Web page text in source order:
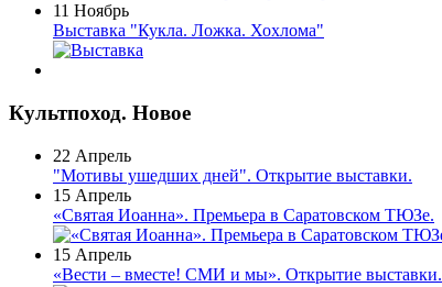
11 Ноябрь
Выставка "Кукла. Ложка. Хохлома"
Культпоход. Новое
22 Апрель
"Мотивы ушедших дней". Открытие выставки.
15 Апрель
«Святая Иоанна». Премьера в Саратовском ТЮЗе.
15 Апрель
«Вести – вместе! СМИ и мы». Открытие выставки.